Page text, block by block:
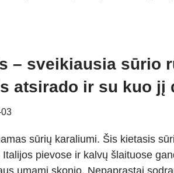
– sveikiausia sūrio
atsirado ir su kuo jį
sūrių karaliumi. Šis kietasis
pievose ir kalvų šlaituose
umami skonio. Nepaprastai